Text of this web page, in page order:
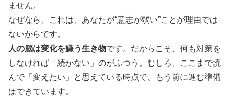
ません。
なぜなら、これは、あなたが“意志が弱い”ことが理由では
ないからです。
人の脳は変化を嫌う生き物です。だからこそ、何も対策を
しなければ「続かない」のがふつう。むしろ、ここまで読
んで「変えたい」と思えている時点で、もう前に進む準備
はできています。